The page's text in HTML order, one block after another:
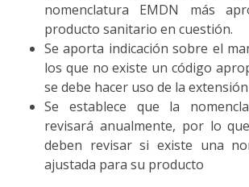
nomenclatura EMDN más
producto sanitario en cuestión.
Se aporta indicación sobre el
los que no existe un código
se debe hacer uso de la
Se establece que la
revisará anualmente, por lo
deben revisar si existe una
ajustada para su producto